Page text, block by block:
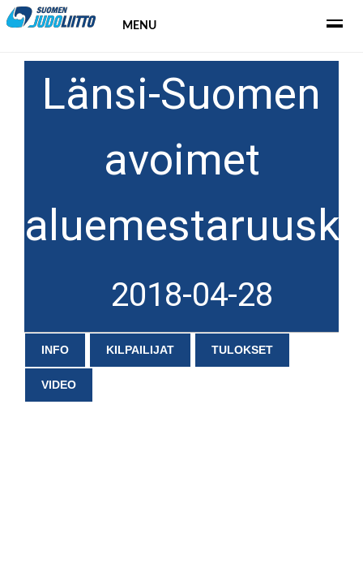
MENU
Länsi-Suomen
avoimet
2018-04-28
INFO KILPAILIJAT TULOKSET
VIDEO